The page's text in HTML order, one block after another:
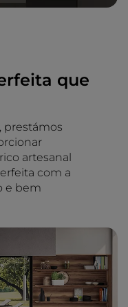
que
prestámos
artesanal
com a
e bem